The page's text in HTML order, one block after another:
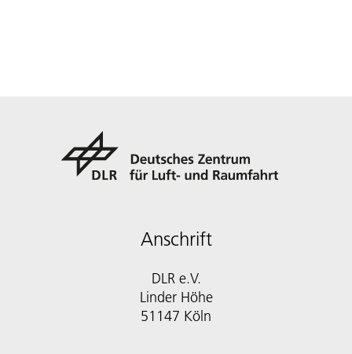
Anschrift
DLR e.V.
Linder Höhe
51147 Köln